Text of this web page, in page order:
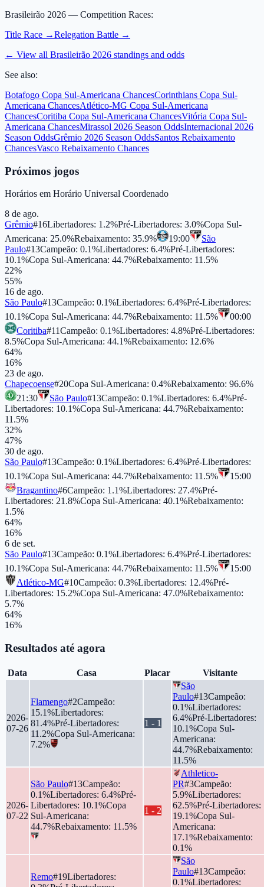
Brasileirão 2026 — Competition Races:
Title Race →Relegation Battle →
← View all Brasileirão 2026 standings and odds
See also:
Botafogo Copa Sul-Americana ChancesCorinthians Copa Sul-
Americana ChancesAtlético-MG Copa Sul-Americana
ChancesCoritiba Copa Sul-Americana ChancesVitória Copa Sul-
Americana ChancesMirassol 2026 Season OddsInternacional 2026
Season OddsGrêmio 2026 Season OddsSantos Rebaixamento
ChancesVasco Rebaixamento Chances
Próximos jogos
Horários em Horário Universal Coordenado
8 de ago.
Grêmio#16Libertadores: 1.2%Pré-Libertadores: 3.0%Copa Sul-
Americana: 25.0%Rebaixamento: 35.9% 19:00
São
Paulo#13Campeão: 0.1%Libertadores: 6.4%Pré-Libertadores:
10.1%Copa Sul-Americana: 44.7%Rebaixamento: 11.5%
22%
55%
16 de ago.
São Paulo#13Campeão: 0.1%Libertadores: 6.4%Pré-Libertadores:
10.1%Copa Sul-Americana: 44.7%Rebaixamento: 11.5%
00:00
Coritiba#11Campeão: 0.1%Libertadores: 4.8%Pré-Libertadores:
8.5%Copa Sul-Americana: 44.1%Rebaixamento: 12.6%
64%
16%
23 de ago.
Chapecoense#20Copa Sul-Americana: 0.4%Rebaixamento: 96.6%
21:30
São Paulo#13Campeão: 0.1%Libertadores: 6.4%Pré-
Libertadores: 10.1%Copa Sul-Americana: 44.7%Rebaixamento:
11.5%
32%
47%
30 de ago.
São Paulo#13Campeão: 0.1%Libertadores: 6.4%Pré-Libertadores:
10.1%Copa Sul-Americana: 44.7%Rebaixamento: 11.5%
15:00
Bragantino#6Campeão: 1.1%Libertadores: 27.4%Pré-
Libertadores: 21.8%Copa Sul-Americana: 40.1%Rebaixamento:
1.5%
64%
16%
6 de set.
São Paulo#13Campeão: 0.1%Libertadores: 6.4%Pré-Libertadores:
10.1%Copa Sul-Americana: 44.7%Rebaixamento: 11.5%
15:00
Atlético-MG#10Campeão: 0.3%Libertadores: 12.4%Pré-
Libertadores: 15.2%Copa Sul-Americana: 47.0%Rebaixamento:
5.7%
64%
16%
Resultados até agora
Data Casa Placar Visitante
2026-
07-26
Flamengo#2Campeão:
15.1%Libertadores:
81.4%Pré-Libertadores:
11.2%Copa Sul-Americana:
7.2%
1 - 1
São
Paulo#13Campeão:
0.1%Libertadores:
6.4%Pré-Libertadores:
10.1%Copa Sul-
Americana:
44.7%Rebaixamento:
11.5%
2026-
07-22
São Paulo#13Campeão:
0.1%Libertadores: 6.4%Pré-
Libertadores: 10.1%Copa
Sul-Americana:
44.7%Rebaixamento: 11.5%
1 - 2
Athletico-
PR#3Campeão:
5.9%Libertadores:
62.5%Pré-Libertadores:
19.1%Copa Sul-
Americana:
17.1%Rebaixamento:
0.1%
Remo#19Libertadores:
São
Paulo#13Campeão:
0.1%Libertadores: